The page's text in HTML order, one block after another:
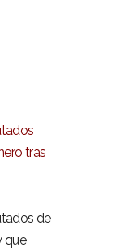
tras
de
que